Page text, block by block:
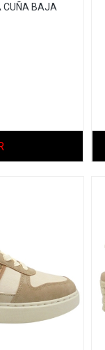
CUÑA BAJA